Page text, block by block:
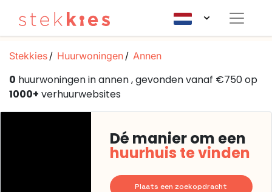
Stekkies Huurwoningen Annen
0 huurwoningen in annen , gevonden vanaf €750 op
1000+ verhuurwebsites
Dé manier om een
huurhuis te vinden
Plaats een zoekopdracht